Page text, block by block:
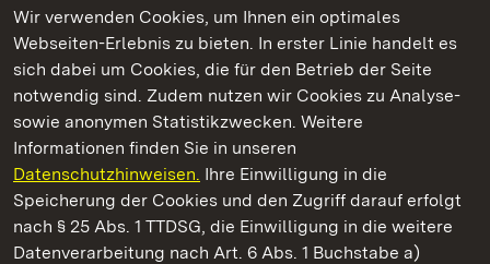
Wir verwenden Cookies, um Ihnen ein optimales
Webseiten-Erlebnis zu bieten. In erster Linie handelt es
sich dabei um Cookies, die für den Betrieb der Seite
notwendig sind. Zudem nutzen wir Cookies zu Analyse-
sowie anonymen Statistikzwecken. Weitere
Informationen finden Sie in unseren
Datenschutzhinweisen. Ihre Einwilligung in die
Speicherung der Cookies und den Zugriff darauf erfolgt
nach § 25 Abs. 1 TTDSG, die Einwilligung in die weitere
Datenverarbeitung nach Art. 6 Abs. 1 Buchstabe a)
Kommen. Staunen. Genießen.
Schloss Heidelberg
Staatliche Schlösser und Gärten Baden-Württemberg